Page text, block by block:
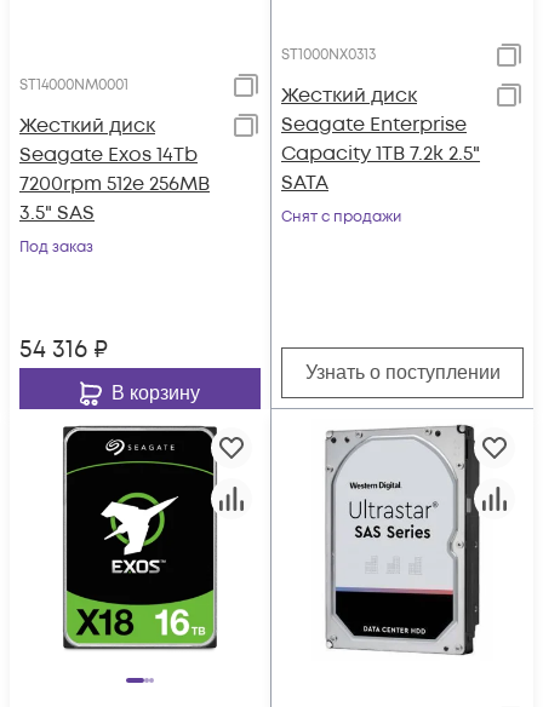
ST14000NM0001
Жесткий диск
Seagate Exos 14Tb
7200rpm 512e 256MB
3.5" SAS
Под заказ
54 316 ₽
В корзину
ST1000NX0313
Жесткий диск
Seagate Enterprise
Capacity 1TB 7.2k 2.5"
SATA
Снят с продажи
Узнать о поступлении